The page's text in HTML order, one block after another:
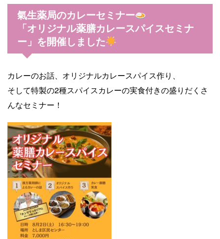
氣生薬局のカレーセミナー
「オリジナル薬膳カレースパイスセミナ
ー」を開催しました
カレーのお話、オリジナルカレースパイス作り、
そして特製の2種スパイスカレーの実食付きの盛りだくさ
んなセミナー！